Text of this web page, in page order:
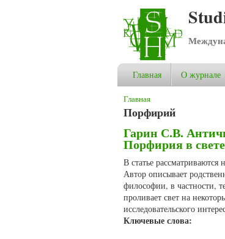
Главная О журнале
Вы здесь
Главная
Порфирий
Гарин С.В.
Порфирия в
В статье
Автор описывает
философии, в частности,
проливает свет на
исследовательского
Ключевые слова: